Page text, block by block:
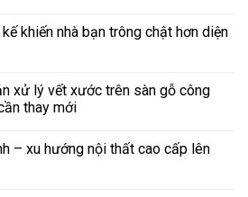
khiến nhà bạn trông chật hơn diện
xử lý vết xước trên sàn gỗ công
thay mới
– xu hướng nội thất cao cấp lên